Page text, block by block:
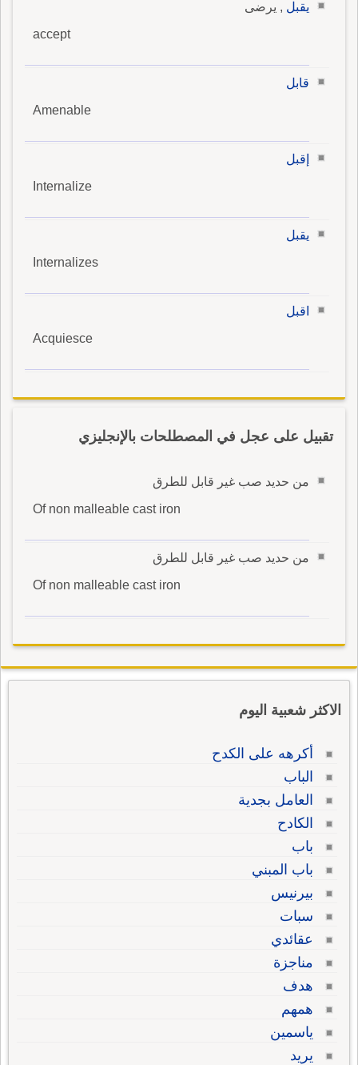
يقبل , يرضى
accept
قابل
Amenable
إقبل
Internalize
يقبل
Internalizes
اقبل
Acquiesce
تقبيل على عجل في المصطلحات بالإنجليزي
من حديد صب غير قابل للطرق
Of non malleable cast iron
من حديد صب غير قابل للطرق
Of non malleable cast iron
الاكثر شعبية اليوم
أكرهه على الكدح
الباب
العامل بجدية
الكادح
باب
باب المبني
بيرنيس
سبات
عقائدي
مناجزة
هدف
همهم
ياسمين
يريد